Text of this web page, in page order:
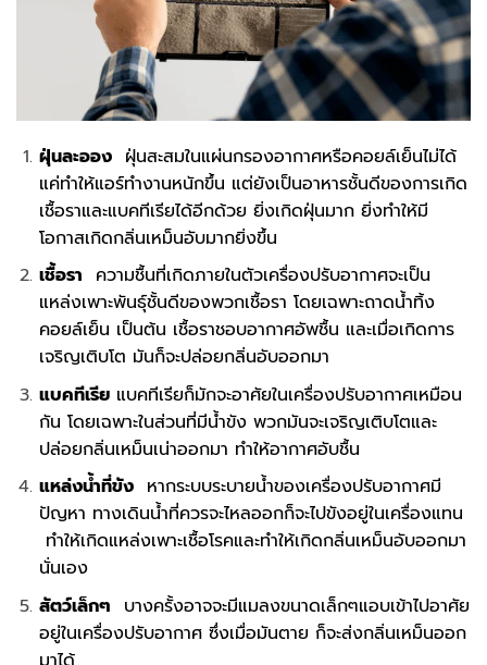
ฝุ่นละอองฝุ่นสะสมในแผ่นกรองอากาศหรือคอยล์เย็นไม่ได้
แค่ทำให้แอร์ทำงานหนักขึ้น แต่ยังเป็นอาหารชั้นดีของการเกิด
เชื้อราและแบคทีเรียได้อีกด้วย ยิ่งเกิดฝุ่นมาก ยิ่งทำให้มี
โอกาสเกิดกลิ่นเหม็นอับมากยิ่งขึ้น
เชื้อรา ความชื้นที่เกิดภายในตัวเครื่องปรับอากาศจะเป็น
แหล่งเพาะพันธุ์ชั้นดีของพวกเชื้อรา โดยเฉพาะถาดน้ำทิ้ง
คอยล์เย็น เป็นต้น เชื้อราชอบอากาศอัพชื้น และเมื่อเกิดการ
เจริญเติบโต มันก็จะปล่อยกลิ่นอับออกมา
แบคทีเรียแบคทีเรียก็มักจะอาศัยในเครื่องปรับอากาศเหมือน
กัน โดยเฉพาะในส่วนที่มีน้ำขัง พวกมันจะเจริญเติบโตและ
ปล่อยกลิ่นเหม็นเน่าออกมา ทำให้อากาศอับชื้น
แหล่งน้ำที่ขังหากระบบระบายน้ำของเครื่องปรับอากาศมี
ปัญหา ทางเดินน้ำที่ควรจะไหลออกก็จะไปขังอยู่ในเครื่องแทน
ทำให้เกิดแหล่งเพาะเชื้อโรคและทำให้เกิดกลิ่นเหม็นอับออกมา
นั่นเอง
สัตว์เล็กๆ บางครั้งอาจจะมีแมลงขนาดเล็กๆแอบเข้าไปอาศัย
อยู่ในเครื่องปรับอากาศ ซึ่งเมื่อมันตาย ก็จะส่งกลิ่นเหม็นออก